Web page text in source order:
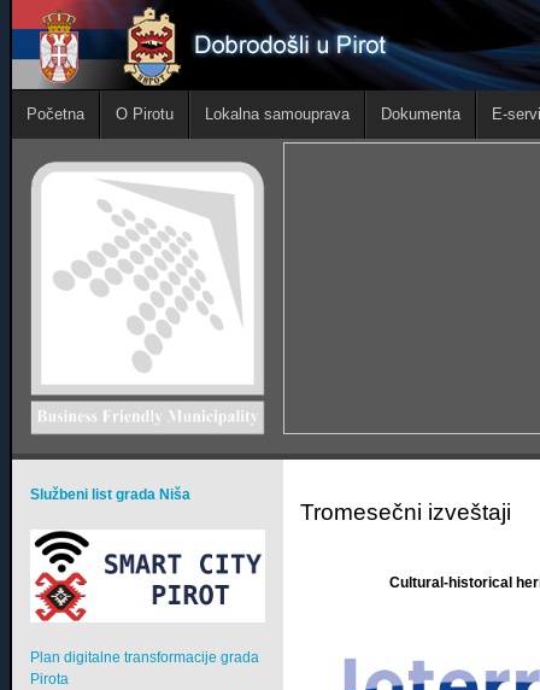
Početna O Pirotu Lokalna samouprava Dokumenta E-
Tromesečni izveštaji
Cultural-historical
Službeni list grada Niša
Plan digitalne transformacije grada
Pirota